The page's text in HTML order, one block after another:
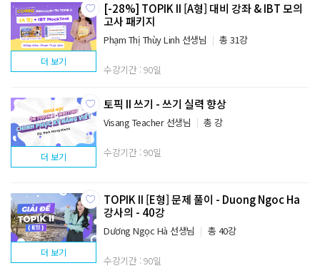
[-28%] TOPIK II [A형] 대비 강좌 & IBT 모의
고사 패키지
Phạm Thị Thùy Linh 선생님 총 31강
수강기간 : 90일
더 보기
토픽 II 쓰기 - 쓰기 실력 향상
Visang Teacher 선생님 총 강
수강기간 : 90일
더 보기
TOPIK II [E형] 문제 풀이 - Duong Ngoc Ha
강사의 - 40강
Dương Ngọc Hà 선생님 총 40강
수강기간 : 90일
더 보기